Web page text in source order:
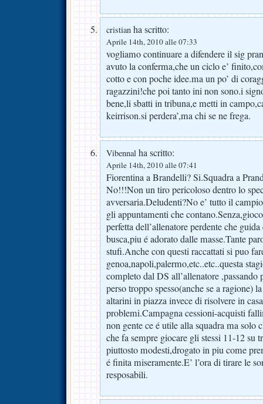
cristian ha scritto:
Aprile 14th, 2010 alle 07:33
vogliamo continuare a difendere il sig
avuto la conferma,che un ciclo e’
cotto e con poche idee.ma un po’ di
ragazzini!che poi tanto ini non sono.i
bene,li sbatti in tribuna,e metti in
keirrison.si perdera’,ma chi se ne frega.
Vibennal ha scritto:
Aprile 14th, 2010 alle 07:41
Fiorentina a Brandelli? Si.Squadra a
No!!!Non un tiro pericoloso dentro lo
avversaria.Deludenti?No e’ tutto il
gli appuntamenti che
perfetta dell’allenatore perdente che
busca,piu é adorato dalle masse.Tante
stufi.Anche con questi raccattati si puo
genoa,napoli,palermo,etc..etc..questa
completo dal DS all’allenatore ,passando
perso troppo spesso(anche se a ragione)
altarini in piazza invece di risolvere in
problemi.Campagna cessioni-acquisti
non gente ce é utile alla squadra ma solo
che fa sempre giocare gli stessi 11-12 su
piuttosto modesti,drogato in piu come
é finita miseramente.E’ l’ora di tirare le
resposabili.